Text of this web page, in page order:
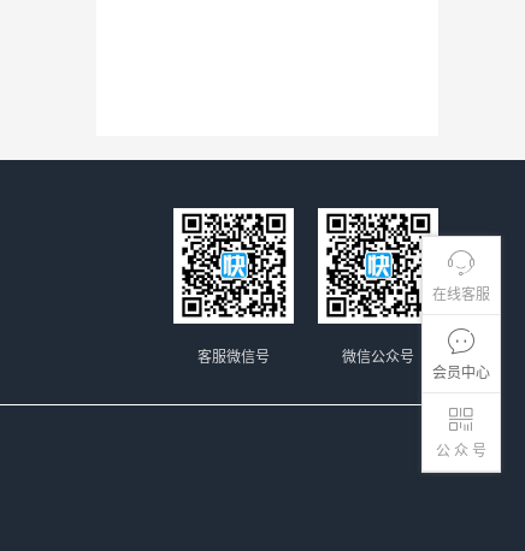
在线客服
会员中心
公 众 号
微信公众号
客服微信号